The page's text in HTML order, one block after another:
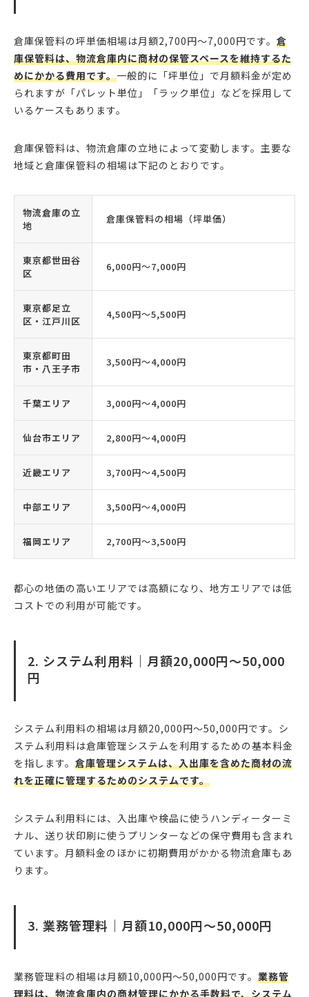
倉庫保管料の坪単価相場は月額2,700円〜7,000円です。 倉
庫保管料は、物流倉庫内に商材の保管スペースを維持するた
めにかかる費用です。一般的に「坪単位」で月額料金が定め
られますが「パレット単位」「ラック単位」などを採用して
いるケースもあります。
倉庫保管料は、物流倉庫の立地によって変動します。主要な
地域と倉庫保管料の相場は下記のとおりです。
物流倉庫の立
地
倉庫保管料の相場（坪単価）
東京都世田谷
区
6,000円〜7,000円
東京都足立
区・江戸川区
4,500円〜5,500円
東京都町田
市・八王子市
3,500円〜4,000円
千葉エリア 3,000円〜4,000円
仙台市エリア 2,800円〜4,000円
近畿エリア 3,700円〜4,500円
中部エリア 3,500円〜4,000円
福岡エリア 2,700円〜3,500円
都心の地価の高いエリアでは高額になり、地方エリアでは低
コストでの利用が可能です。
2. システム利用料｜月額20,000円〜50,000
円
システム利用料の相場は月額20,000円〜50,000円です。シ
ステム利用料は倉庫管理システムを利用するための基本料金
を指します。 倉庫管理システムは、入出庫を含めた商材の流
れを正確に管理するためのシステムです。
システム利用料には、入出庫や検品に使うハンディーターミ
ナル、送り状印刷に使うプリンターなどの保守費用も含まれ
ています。月額料金のほかに初期費用がかかる物流倉庫もあ
ります。
3. 業務管理料｜月額10,000円〜50,000円
業務管理料の相場は月額10,000円〜50,000円です。 業務管
理料は、物流倉庫内の商材管理にかかる手数料で、システム